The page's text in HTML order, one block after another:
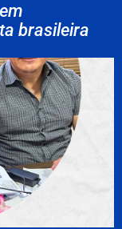
brasileira